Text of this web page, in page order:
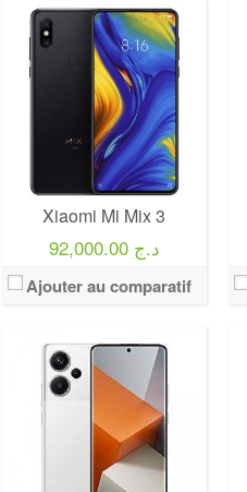
Xiaomi Mi Mix 3
92,000.00 د.ج
Ajouter au comparatif